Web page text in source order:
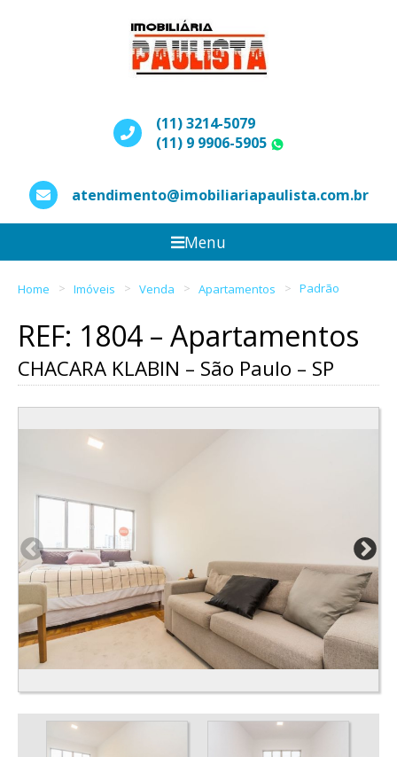
(11) 3214-5079
(11) 9 9906-5905
atendimento@imobiliariapaulista.com.br
Menu
Home Imóveis Venda Apartamentos Padrão
REF: 1804 – Apartamentos
CHACARA KLABIN – São Paulo – SP